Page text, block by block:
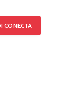
CONECTA